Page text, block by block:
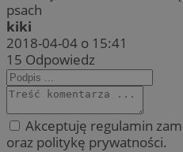
psach
kiki
2018-04-04 o 15:41
15 Odpowiedz
Akceptuję regulamin
oraz politykę prywatności.